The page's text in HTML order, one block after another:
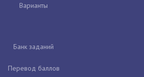
Варианты
Банк заданий
Перевод баллов